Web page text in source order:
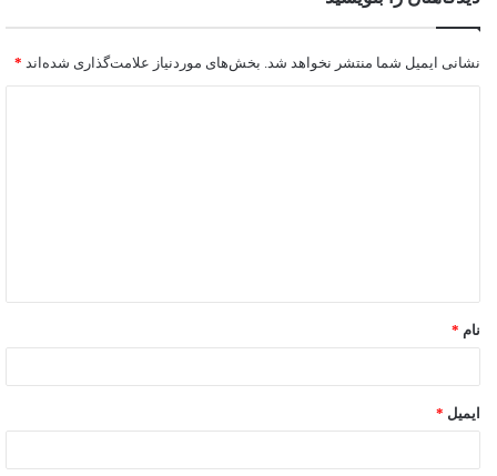
نشانی ایمیل شما منتشر نخواهد شد. بخش‌های موردنیاز علامت‌گذاری شده‌اند *
نام *
ایمیل *